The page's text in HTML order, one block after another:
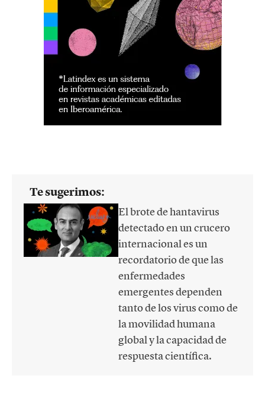
Te sugerimos:
El brote de hantavirus
detectado en un crucero
internacional es un
recordatorio de que las
enfermedades
emergentes dependen
tanto de los virus como de
la movilidad humana
global y la capacidad de
respuesta científica.